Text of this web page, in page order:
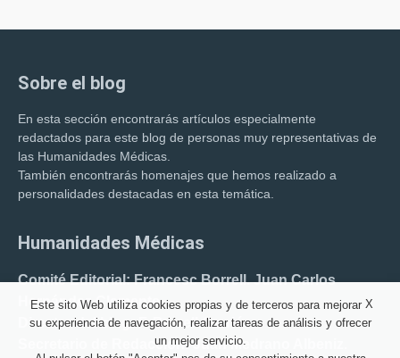
Sobre el blog
En esta sección encontrarás artículos especialmente
redactados para este blog de personas muy representativas de
las Humanidades Médicas.
También encontrarás homenajes que hemos realizado a
personalidades destacadas en esta temática.
Humanidades Médicas
Comité Editorial: Francesc Borrell. Juan Carlos
Hernández Clemente.
Director del blog: F. Borrell Carrió.
Secretario de Redacción: Juan Medrano Albeniz.
X
Este sito Web utiliza cookies propias y de terceros para mejorar
su experiencia de navegación, realizar tareas de análisis y ofrecer
un mejor servicio.